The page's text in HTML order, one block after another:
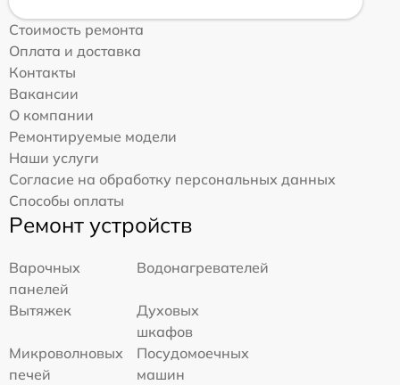
Стоимость ремонта
Оплата и доставка
Контакты
Вакансии
О компании
Ремонтируемые модели
Наши услуги
Согласие на обработку персональных данных
Способы оплаты
Ремонт устройств
Варочных
панелей
Водонагревателей
Вытяжек
Духовых
шкафов
Микроволновых
печей
Посудомоечных
машин